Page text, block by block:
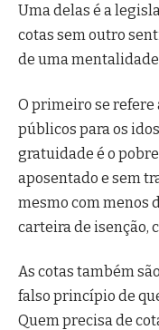
Uma delas é a
cotas sem outro
de uma
O primeiro se
públicos para os
gratuidade é o pobre
aposentado e sem
mesmo com menos
carteira de isenção,
As cotas também
falso princípio de
Quem precisa de